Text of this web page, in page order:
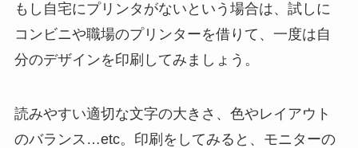
もし自宅にプリンタがないという場合は、試しに
コンビニや職場のプリンターを借りて、一度は自
分のデザインを印刷してみましょう。
読みやすい適切な文字の大きさ、色やレイアウト
のバランス…etc。印刷をしてみると、モニターの